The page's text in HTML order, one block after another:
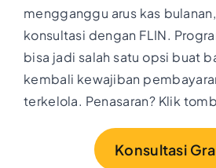
mengganggu arus kas
konsultasi dengan FLIN.
bisa jadi salah satu opsi buat
kembali kewajiban
terkelola. Penasaran? Klik
Konsultasi